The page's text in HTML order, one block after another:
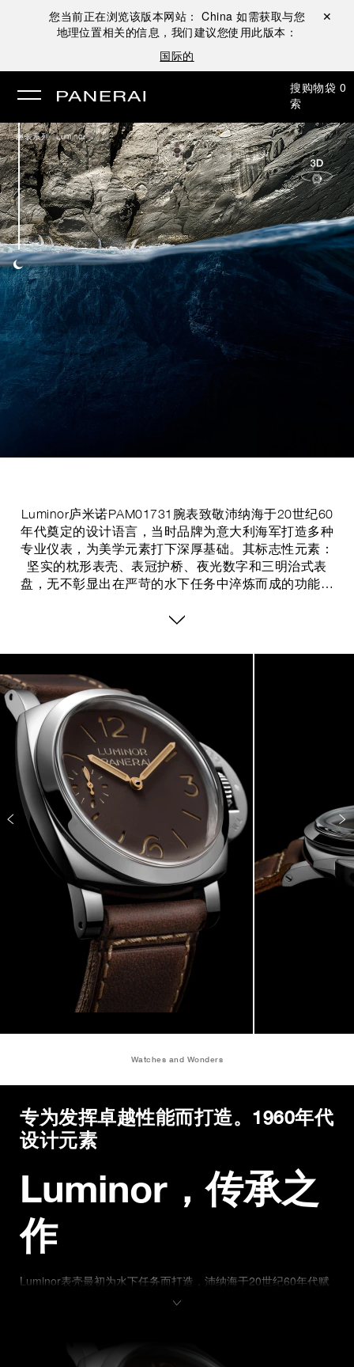
您当前正在浏览该版本网站： China 如需获取与您
地理位置相关的信息，我们建议您使用此版本：
国际的
关闭 ✕
搜
索
购物袋 0
腕表系列 /Luminor
Luminor庐米诺PAM01731腕表致敬沛纳海于20世纪60
年代奠定的设计语言，当时品牌为意大利海军打造多种
专业仪表，为美学元素打下深厚基础。其标志性元素：
坚实的枕形表壳、表冠护桥、夜光数字和三明治式表
盘，无不彰显出在严苛的水下任务中淬炼而成的功能性
储存手动上链机芯合而为一，呈现非凡可靠表现。
格，延续最初由沛纳海工具腕表所定义的技术准则。
Image
of
8
Watches and Wonders
专为发挥卓越性能而打造。1960年代
设计元素
Luminor，传承之
作
Luminor表壳最初为水下任务而打造，沛纳海于20世纪60年代赋